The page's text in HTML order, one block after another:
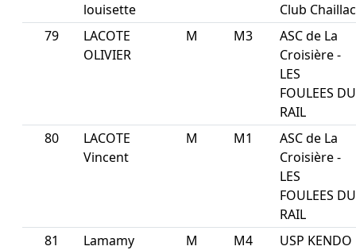
louisette
Club Chaillac
79
LACOTE
OLIVIER
M M3
ASC de La
Croisière -
LES
FOULEES DU
RAIL
80
LACOTE
Vincent
M M1
ASC de La
Croisière -
LES
FOULEES DU
RAIL
81
Lamamy
M M4 USP KENDO